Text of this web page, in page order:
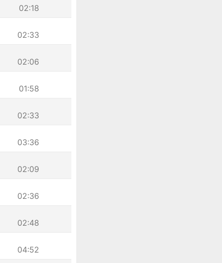
02:18
02:33
02:06
01:58
02:33
03:36
02:09
02:36
02:48
04:52